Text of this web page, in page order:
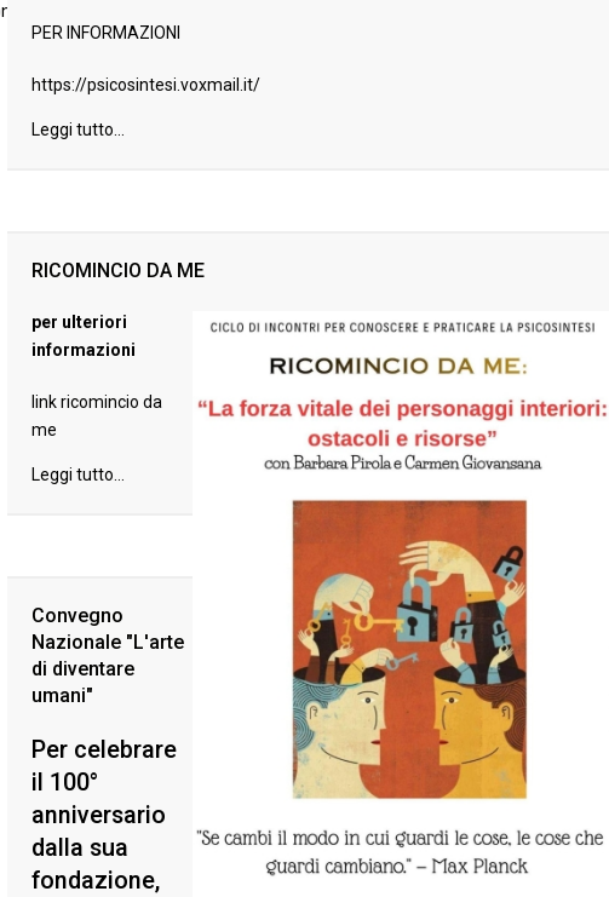
PER INFORMAZIONI
https://psicosintesi.voxmail.it/
Leggi tutto...
RICOMINCIO DA ME
per ulteriori
informazioni
link ricomincio da
me
Leggi tutto...
Convegno
Nazionale "L'arte
di diventare
umani"
Per celebrare
il 100°
anniversario
dalla sua
fondazione,